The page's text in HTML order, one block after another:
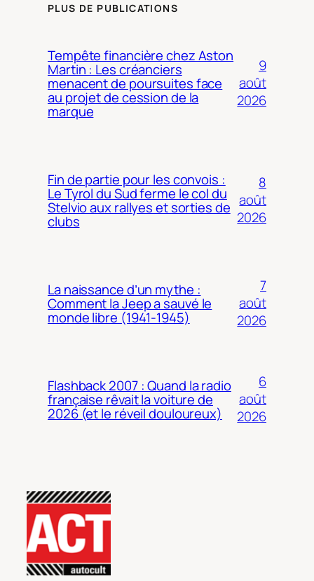
PLUS DE PUBLICATIONS
Tempête financière chez Aston
Martin : Les créanciers
menacent de poursuites face
au projet de cession de la
marque
9
août
2026
Fin de partie pour les convois :
Le Tyrol du Sud ferme le col du
Stelvio aux rallyes et sorties de
clubs
8
août
2026
La naissance d’un mythe :
Comment la Jeep a sauvé le
monde libre (1941-1945)
7
août
2026
Flashback 2007 : Quand la radio
française rêvait la voiture de
2026 (et le réveil douloureux)
6
août
2026